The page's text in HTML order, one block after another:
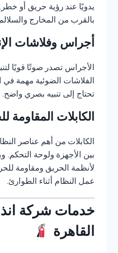
يدويًا عند رؤية حريق أو خطر.
بالقرب من المخارج
أجراس وفلاشات
الأجراس تصدر صوتًا قويًا
الفلاشات الضوئية مهمة في
تحتاج إلى تنبيه بصري واضح.
الكابلات المقاومة
الكابلات من أهم عناصر
بين الأجهزة ولوحة التحكم.
لأنظمة الحريق ومقاومة
عمل النظام أثناء الطوارئ.
خدمات شركة
القاهرة